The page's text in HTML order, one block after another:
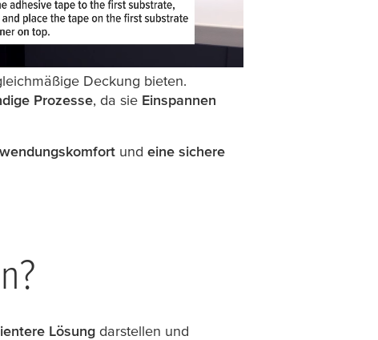
Deckung bieten.
Prozesse, da sie Einspannen
und eine sichere
Lösung darstellen und